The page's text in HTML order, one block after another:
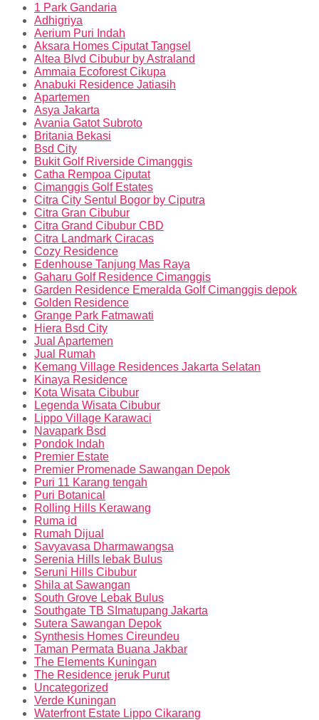
1 Park Gandaria
Adhigriya
Aerium Puri Indah
Aksara Homes Ciputat Tangsel
Altea Blvd Cibubur by Astraland
Ammaia Ecoforest Cikupa
Anabuki Residence Jatiasih
Apartemen
Asya Jakarta
Avania Gatot Subroto
Britania Bekasi
Bsd City
Bukit Golf Riverside Cimanggis
Catha Rempoa Ciputat
Cimanggis Golf Estates
Citra City Sentul Bogor by Ciputra
Citra Gran Cibubur
Citra Grand Cibubur CBD
Citra Landmark Ciracas
Cozy Residence
Edenhouse Tanjung Mas Raya
Gaharu Golf Residence Cimanggis
Garden Residence Emeralda Golf Cimanggis depok
Golden Residence
Grange Park Fatmawati
Hiera Bsd City
Jual Apartemen
Jual Rumah
Kemang Village Residences Jakarta Selatan
Kinaya Residence
Kota Wisata Cibubur
Legenda Wisata Cibubur
Lippo Village Karawaci
Navapark Bsd
Pondok Indah
Premier Estate
Premier Promenade Sawangan Depok
Puri 11 Karang tengah
Puri Botanical
Rolling Hills Kerawang
Ruma id
Rumah Dijual
Savyavasa Dharmawangsa
Serenia Hills lebak Bulus
Seruni Hills Cibubur
Shila at Sawangan
South Grove Lebak Bulus
Southgate TB SImatupang Jakarta
Sutera Sawangan Depok
Synthesis Homes Cireundeu
Taman Permata Buana Jakbar
The Elements Kuningan
The Residence jeruk Purut
Uncategorized
Verde Kuningan
Waterfront Estate Lippo Cikarang